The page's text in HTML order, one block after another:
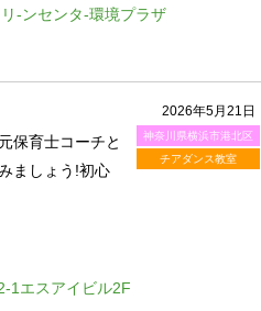
-ンセンタ-環境プラザ
2026年5月21日
神奈川県横浜市港北区
チアダンス教室
保育士コーチと
ましょう!初心
1エスアイビル2F